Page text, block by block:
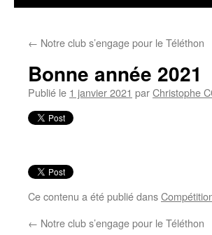
← Notre club s’engage pour le Téléthon
Bonne année 2021
Publié le 1 janvier 2021 parChristophe
Ce contenu a été publié dans
← Notre club s’engage pour le Téléthon